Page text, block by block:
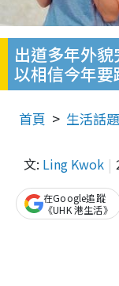
出道多年外
以相信今年
首頁 生活話題
文: Ling Kwok
在Google追蹤
《UHK 港生活》